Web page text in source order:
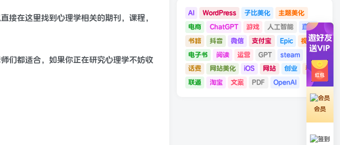
接在这里找到心理学相关的期刊，课程，
们都适合，如果你正在研究心理学不妨收
AI WordPress 子比美化
主题美化
电商
ChatGPT 游戏 人工智能
直播
书籍
抖音 微信 支付宝 Epic
视频号
电子书
阅读 运营 GPT
steam
话费
网站美化 iOS 网站 创业
移动
联通
淘宝 文案 PDF OpenAI
会员